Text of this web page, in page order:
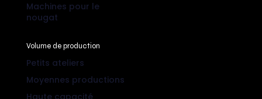
Machines pour le
nougat
Volume de production
Petits ateliers
Moyennes productions
Haute capacité